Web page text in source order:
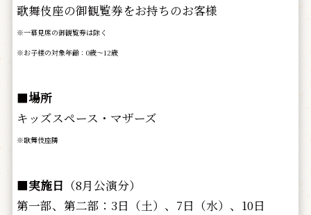
歌舞伎座の御観覧券をお持ちのお客様
※一幕見席の御観覧券は除く
※お子様の対象年齢：0歳～12歳
■場所
キッズスペース・マザーズ
※歌舞伎座隣
■実施日 （8月公演分）
第一部、第二部：3日（土）、7日（水）、10日